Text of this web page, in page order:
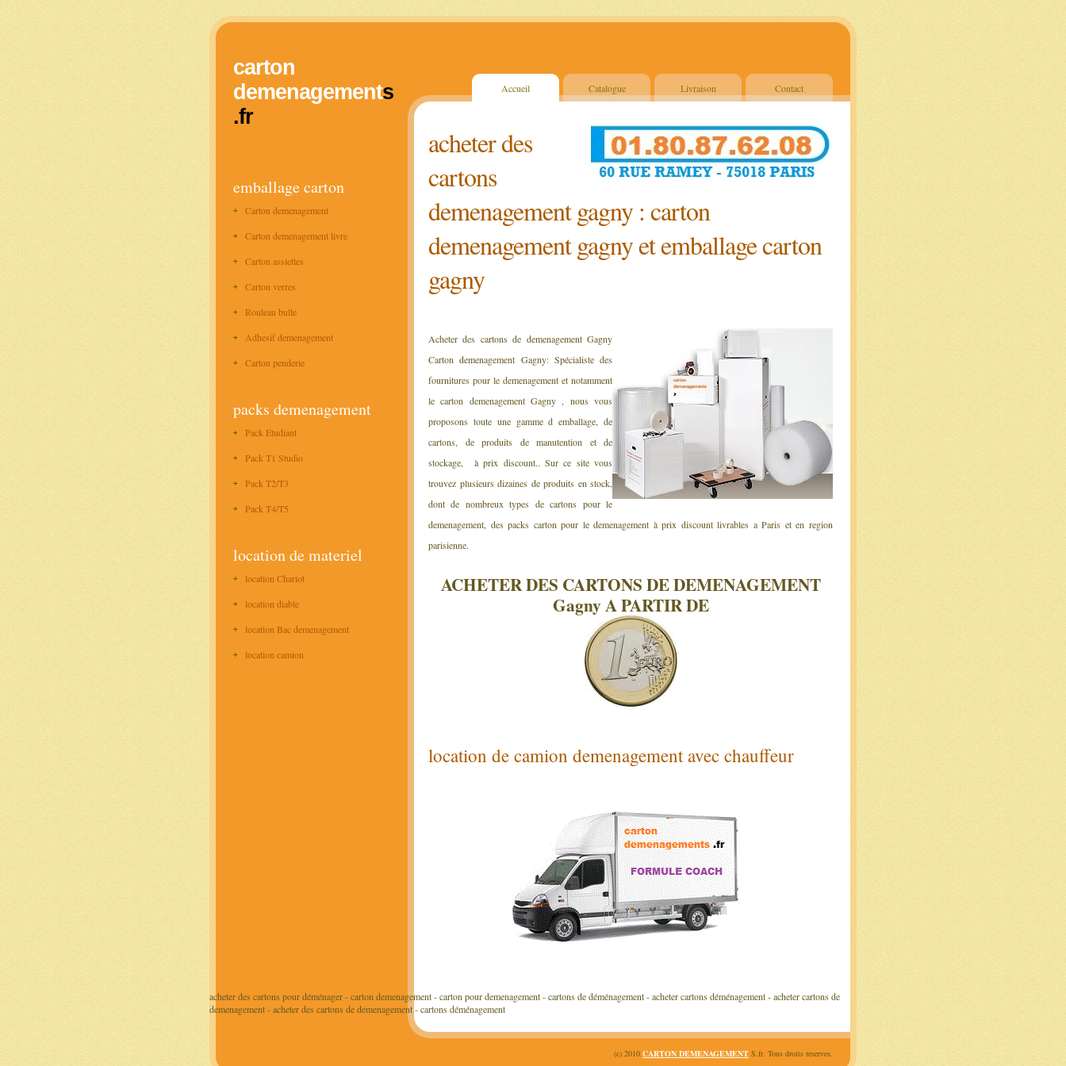
carton
demenagements
.fr
Accueil Catalogue Livraison Contact
acheter des
cartons
demenagement gagny : carton
demenagement gagny et emballage carton
gagny
Acheter des cartons de demenagement Gagny
Carton demenagement Gagny: Spécialiste des
fournitures pour le demenagement et notamment
le carton demenagement Gagny , nous vous
proposons toute une gamme d emballage, de
cartons, de produits de manutention et de
stockage, à prix discount.. Sur ce site vous
trouvez plusieurs dizaines de produits en stock,
dont de nombreux types de cartons pour le
demenagement, des packs carton pour le demenagement à prix discount livrables a Paris et en region
parisienne.
ACHETER DES CARTONS DE DEMENAGEMENT
Gagny A PARTIR DE
location de camion demenagement avec chauffeur
emballage carton
Carton demenagement
Carton demenagement livre
Carton assiettes
Carton verres
Rouleau bulle
Adhesif demenagement
Carton penderie
packs demenagement
Pack Etudiant
Pack T1 Studio
Pack T2/T3
Pack T4/T5
location de materiel
location Chariot
location diable
location Bac demenagement
location camion
acheter des cartons pour déménager - carton demenagement - carton pour demenagement - cartons de déménagement - acheter cartons déménagement - acheter cartons de
demenagement - acheter des cartons de demenagement - cartons déménagement
(c) 2010 CARTON DEMENAGEMENT S.fr. Tous droits reserves.